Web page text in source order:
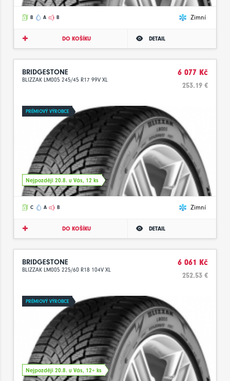
B A B Zimní
DO KOŠÍKU DETAIL
BRIDGESTONE
BLIZZAK LM005 245/45 R17 99V XL
6 077 Kč
253.19 €
PRÉMIOVÝ VÝROBCE
Nejpozději 20.8. u Vás, 12 ks
C A B Zimní
DO KOŠÍKU DETAIL
BRIDGESTONE
BLIZZAK LM005 225/60 R18 104V XL
6 061 Kč
252.53 €
PRÉMIOVÝ VÝROBCE
Nejpozději 20.8. u Vás, 12+ ks